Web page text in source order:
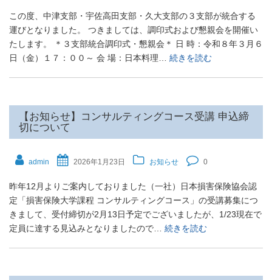
この度、中津支部・宇佐高田支部・久大支部の３支部が統合する
運びとなりました。 つきましては、調印式および懇親会を開催い
たします。 ＊３支部統合調印式・懇親会＊ 日 時：令和８年３月６
日（金）１７：００～ 会 場：日本料理… 続きを読む
【お知らせ】コンサルティングコース受講 申込締
切について
admin 2026年1月23日 お知らせ 0
昨年12月よりご案内しておりました（一社）日本損害保険協会認
定「損害保険大学課程 コンサルティングコース」の受講募集につ
きまして、受付締切が2月13日予定でございましたが、1/23現在で
定員に達する見込みとなりましたので… 続きを読む